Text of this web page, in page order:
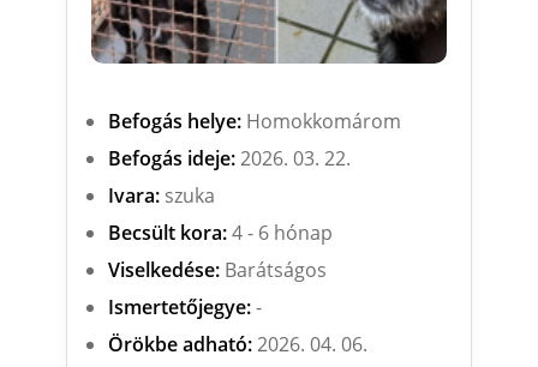
Befogás helye:Homokkomárom
Befogás ideje:2026. 03. 22.
Ivara:szuka
Becsült kora:4 - 6 hónap
Viselkedése:Barátságos
Ismertetőjegye:-
Örökbe adható:2026. 04. 06.